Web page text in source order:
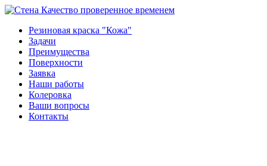
Качество проверенное временем
Резиновая краска "Кожа"
Задачи
Преимущества
Поверхности
Заявка
Наши работы
Колеровка
Ваши вопросы
Контакты